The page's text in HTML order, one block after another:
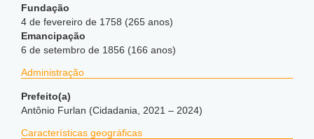
Fundação
4 de fevereiro de 1758 (265 anos)
Emancipação
6 de setembro de 1856 (166 anos)
Administração
Prefeito(a)
Antônio Furlan (Cidadania, 2021 – 2024)
Características geográficas